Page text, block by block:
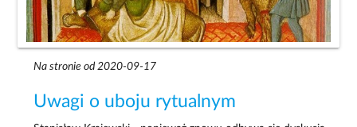
Na stronie od 2020-09-17
Uwagi o uboju rytualnym